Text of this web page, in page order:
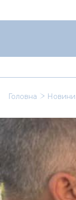
Головна Новини